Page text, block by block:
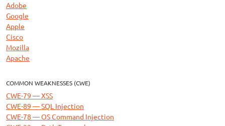
Adobe
Google
Apple
Cisco
Mozilla
Apache
COMMON WEAKNESSES (CWE)
CWE-79 — XSS
CWE-89 — SQL Injection
CWE-78 — OS Command Injection